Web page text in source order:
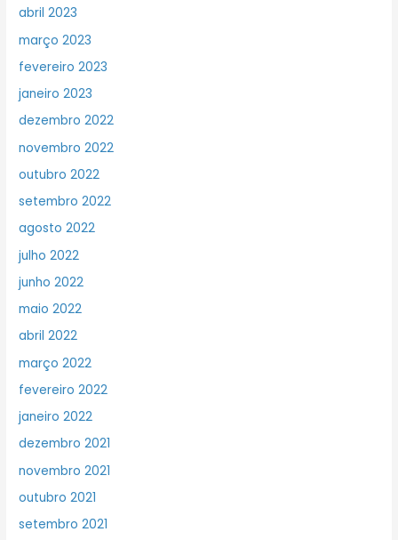
abril 2023
março 2023
fevereiro 2023
janeiro 2023
dezembro 2022
novembro 2022
outubro 2022
setembro 2022
agosto 2022
julho 2022
junho 2022
maio 2022
abril 2022
março 2022
fevereiro 2022
janeiro 2022
dezembro 2021
novembro 2021
outubro 2021
setembro 2021